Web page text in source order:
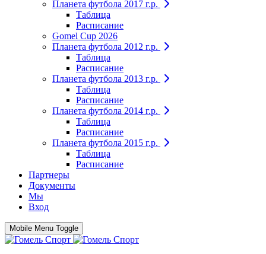
Планета футбола 2017 г.р.
Таблица
Расписание
Gomel Cup 2026
Планета футбола 2012 г.р.
Таблица
Расписание
Планета футбола 2013 г.р.
Таблица
Расписание
Планета футбола 2014 г.р.
Таблица
Расписание
Планета футбола 2015 г.р.
Таблица
Расписание
Партнеры
Документы
Мы
Вход
Mobile Menu Toggle